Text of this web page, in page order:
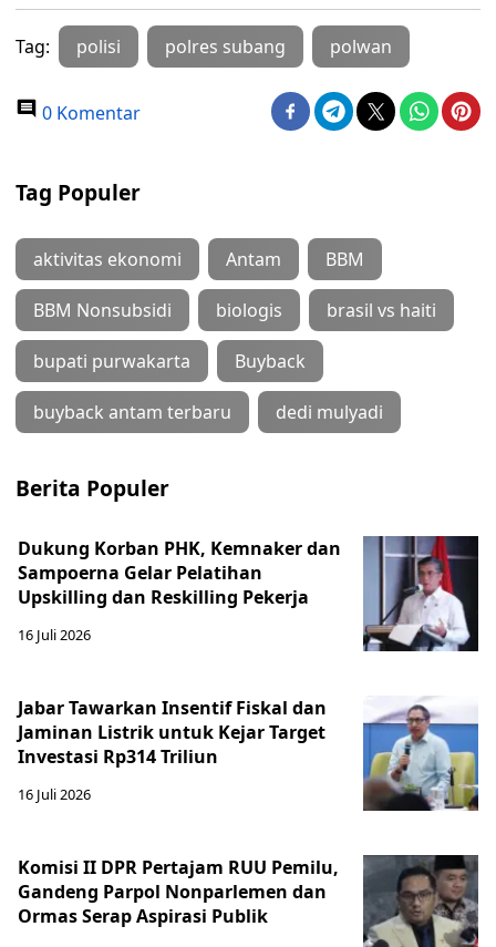
Tag: polisi polres subang polwan
0 Komentar
Tag Populer
aktivitas ekonomi Antam BBM
BBM Nonsubsidi biologis brasil vs haiti
bupati purwakarta Buyback
buyback antam terbaru dedi mulyadi
Berita Populer
Dukung Korban PHK, Kemnaker dan
Sampoerna Gelar Pelatihan
Upskilling dan Reskilling Pekerja
16 Juli 2026
Jabar Tawarkan Insentif Fiskal dan
Jaminan Listrik untuk Kejar Target
Investasi Rp314 Triliun
16 Juli 2026
Komisi II DPR Pertajam RUU Pemilu,
Gandeng Parpol Nonparlemen dan
Ormas Serap Aspirasi Publik